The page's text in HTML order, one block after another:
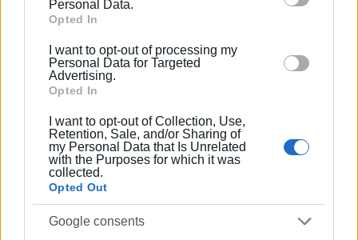
Google and its third-party tags to use your data for
section.
Personal Data.
Opted In
I want to opt-out of processing my
Personal Data for Targeted
Advertising.
Opted In
I want to opt-out of Collection, Use,
Retention, Sale, and/or Sharing of
my Personal Data that Is Unrelated
with the Purposes for which it was
collected.
Opted Out
Google consents
γραμματέα στο δ.σ. επί οκτώ χρόνια. Πιστεύει
πως η ισχυρότερη ιδιότητα του δημοσιογράφου
στην ενημέρωση είναι το ενδιαφέρον του για τα
κοινά και στην επικοινωνία η έντιμη και
ανιδιοτελής διαμεσολάβηση.
Ακολουθήστε το enimerosi στοFacebook
Συνδρομητές στο e-paper